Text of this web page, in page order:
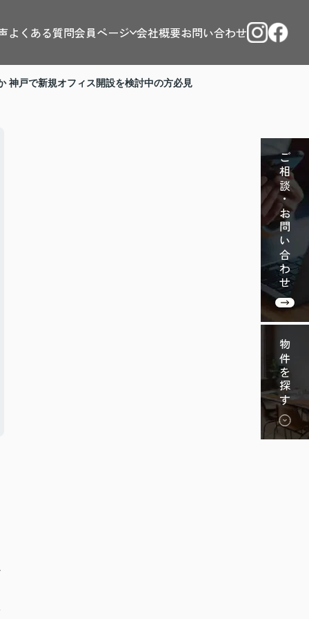
よくある質問会員ページ 会社概要お問い合わせ
ご相談・お問い合わせ
物件を探す
神戸で新規オフィス開設を検討中の方必見